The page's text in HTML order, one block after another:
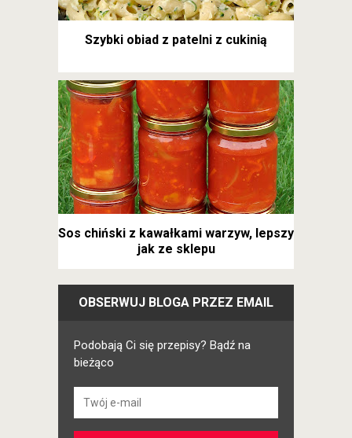
Szybki obiad z patelni z cukinią
Sos chiński z kawałkami warzyw, lepszy
jak ze sklepu
OBSERWUJ BLOGA PRZEZ EMAIL
Podobają Ci się przepisy? Bądź na
bieżąco